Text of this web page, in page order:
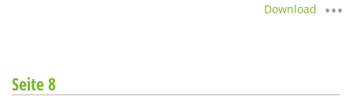
Download
Seite 8